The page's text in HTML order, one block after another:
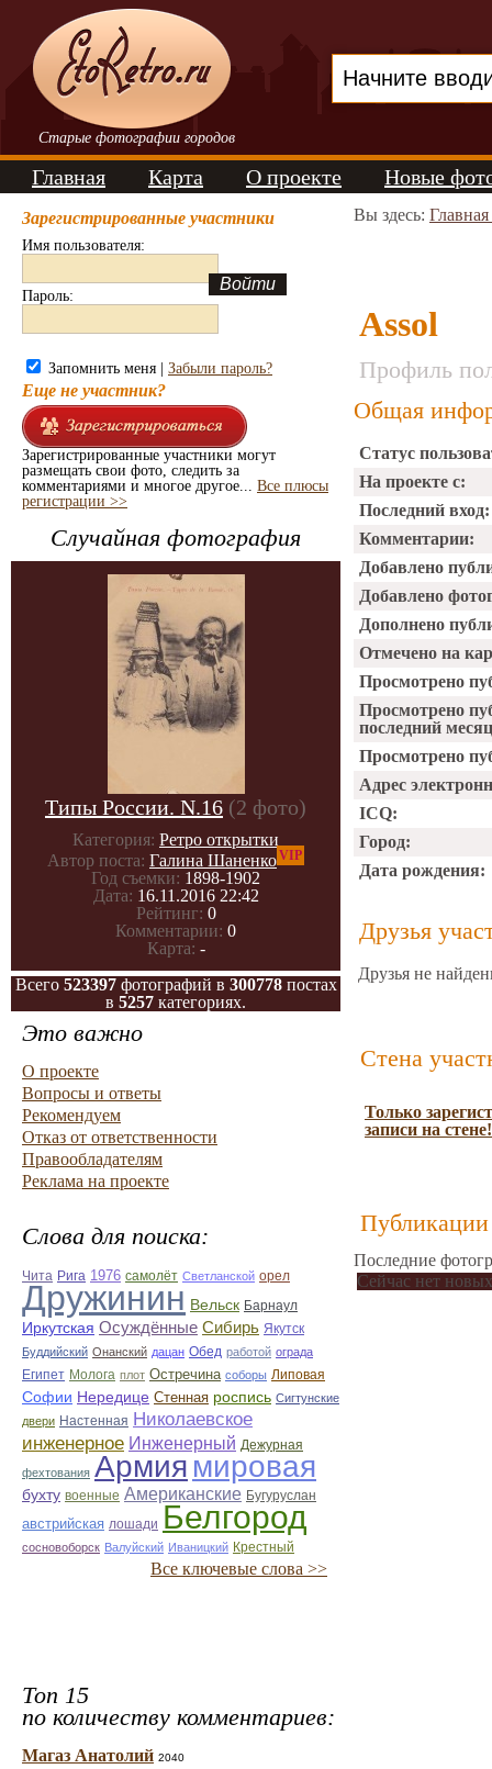
Старые фотографии городов
Главная Карта О проекте Новые
Зарегистрированные участники
Имя пользователя:
Пароль:
Запомнить меня | Забыли пароль?
Еще не участник?
Зарегистрированные участники могут
размещать свои фото, следить за
комментариями и многое другое... Все плюсы
регистрации >>
Случайная фотография
Типы России. N.16 (2 фото)
Категория: Ретро открытки
Автор поста: Галина ШаненкоVIP
Год съемки: 1898-1902
Дата: 16.11.2016 22:42
Рейтинг: 0
Комментарии: 0
Карта: -
Всего 523397фотографий в 300778постах
в 5257 категориях.
Это важно
О проекте
Вопросы и ответы
Рекомендуем
Отказ от ответственности
Правообладателям
Реклама на проекте
Слова для поиска:
Чита Рига 1976 самолёт Светланской орел
Дружинин Вельск Барнаул
Иркутская Осуждённые Сибирь Якутск
Буддийский Онанский дацан Обед работой ограда
Египет Молога плот Остречина соборы Липовая
Софии Нередице Стенная роспись Сигтунские
двери Настенная Николаевское
инженерное Инженерный Дежурная
фехтования Армия мировая
бухту военные Американские Бугуруслан
австрийская лошади Белгород
сосновоборск Валуйский Иваницкий Крестный
Все ключевые слова >>
Топ 15
по количеству комментариев:
Магаз Анатолий 2040
Вы здесь:
Assol
Профиль
Общая
Статус
На проекте с:
Последний вход:
Комментарии:
Добавлено
Добавлено
Дополнено
Отмечено на
Просмотрено
Просмотрено
последний
Просмотрено
Адрес
ICQ:
Город:
Дата рождения:
Друзья
Друзья не
Стена
Только
записи на стене!
Публикации
Последние
Сейчас нет